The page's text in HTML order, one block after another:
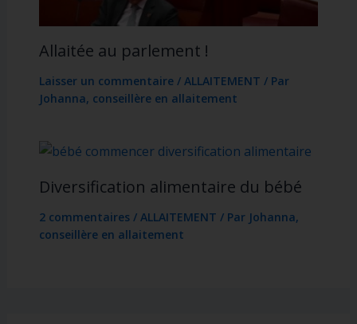
Allaitée au parlement !
Laisser un commentaire / ALLAITEMENT / Par
Johanna, conseillère en allaitement
Diversification alimentaire du bébé
2 commentaires / ALLAITEMENT / Par Johanna,
conseillère en allaitement